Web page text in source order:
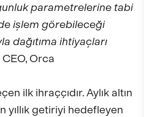
parametrelerine tabi
işlem görebileceği
dağıtıma ihtiyaçları
Orca
ilk ihraççıdır. Aylık altın
yıllık getiriyi hedefleyen